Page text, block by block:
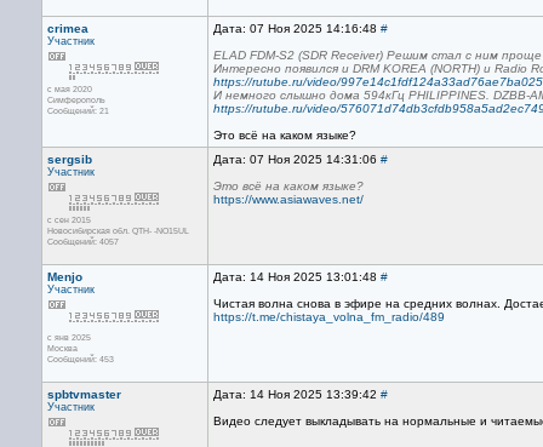
crimea
Участник
с мая 2020
Симферополь
Сообщений: 21
Дата: 07 Ноя 2025 14:16:48 #
ELAD FDM-S2 (SDR Receiver) Решим стал с ним
Интересно появился и DRM KOREA (NORTH) и
https://rutube.ru/video/
И немного слышно дома 594кГц PHILIPPINES. DZBB-
https://rutube.ru/video/
Это всё на каком языке?
sergsib
Участник
с сен 2015
Новосибирская обл. QTH- -NO15UL
Сообщений: 4057
Дата: 07 Ноя 2025 14:31:06 #
Это всё на каком языке?
https://www.asiawaves.net/
Menjo
Участник
с янв 2025
Москва
Сообщений: 453
Дата: 14 Ноя 2025 13:01:48 #
Чистая волна снова в эфире на средних волнах.
https://t.me/chistaya_volna_fm_radio/489
spbtvmaster
Участник
Дата: 14 Ноя 2025 13:39:42 #
Видео следует выкладывать на нормальные и